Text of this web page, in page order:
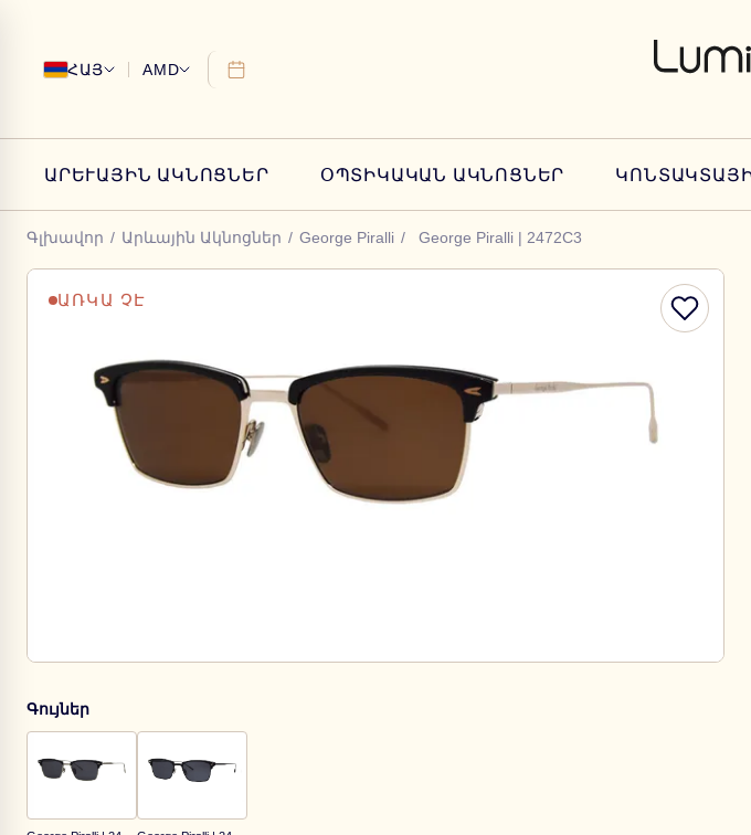
ՀԱՅ AMD
ԱՐԵՒԱՅԻՆ ԱԿՆՈՑՆԵՐ ՕՊՏԻԿԱԿԱՆ ԱԿՆՈՑՆԵՐ
Գլխավոր / Արևային Ակնոցներ / George Piralli / George Piralli | 2472C3
ԱՌԿԱ ՉԷ
Գույներ